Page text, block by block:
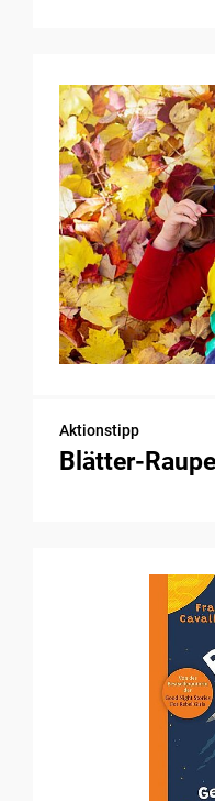
Aktionstipp
Blätter-Raupe